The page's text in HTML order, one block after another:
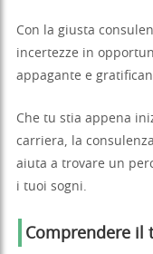
Con la giusta
incertezze in
appagante e
Che tu stia appena
carriera, la
aiuta a trovare un
i tuoi sogni.
Comprendere il